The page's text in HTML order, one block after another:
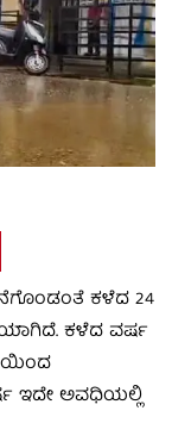
ಕಳೆದ 24
ಕಳೆದ ವರ್ಷ
ಇದೇ ಅವಧಿಯಲ್ಲಿ